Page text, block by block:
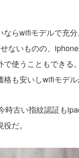
らwifiモデルで充分
ないものの、
使うこともできる。
格も安いしwifiモデル
時古い指紋認証も
だ。